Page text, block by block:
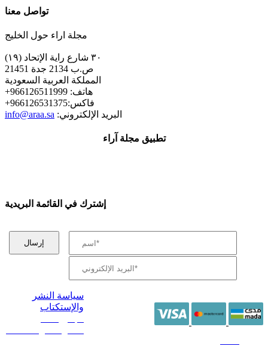
تواصل معنا
مجلة اراء حول الخليج
٣٠ شارع راية الإتحاد (١٩)
ص.ب 2134 جدة 21451
المملكة العربية السعودية
+هاتف: 966126511999
+فاكس:966126531375
info@araa.sa :البريد الإلكتروني
تطبيق مجلة آراء
إشترك في القائمة البريدية
سياسة النشر
والإستكتاب